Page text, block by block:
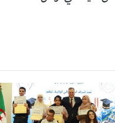
حفظ القرآن الكريم
النبوي الشريف